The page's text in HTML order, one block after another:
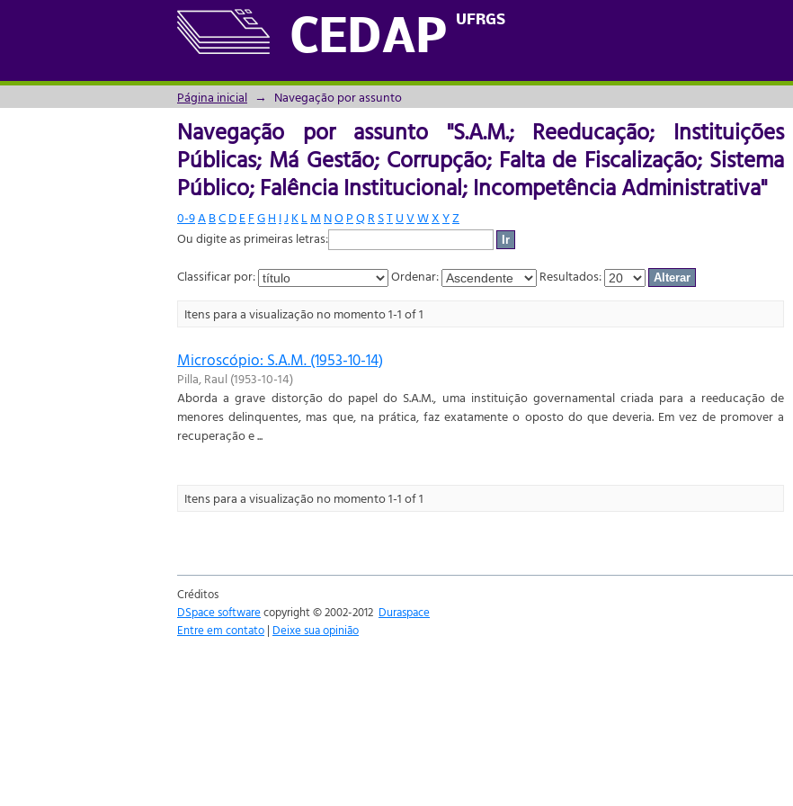
CEDAP UFRGS
Navegação por assunto "S.A.M.; Reeducação;
Corrupção; Falta de Fiscalização; Sistema Público; Falência
Página inicial → Navegação por assunto
Navegação por assunto "S.A.M.; Reeducação; Instituições
Públicas; Má Gestão; Corrupção; Falta de Fiscalização; Sistema
Público; Falência Institucional; Incompetência Administrativa"
0-9ABCDEFGH IJ KLM NOPQRSTUVWXYZ
Ou digite as primeiras letras:
Classificar por:
Ordenar:
Resultados:
Itens para a visualização no momento 1-1 of 1
Microscópio: S.A.M. (1953-10-14)
Pilla, Raul(1953-10-14)
Aborda a grave distorção do papel do S.A.M., uma instituição governamental criada para a reeducação de
menores delinquentes, mas que, na prática, faz exatamente o oposto do que deveria. Em vez de promover a
recuperação e ...
Itens para a visualização no momento 1-1 of 1
Créditos
DSpace softwarecopyright © 2002-2012 Duraspace
Entre em contato | Deixe sua opinião